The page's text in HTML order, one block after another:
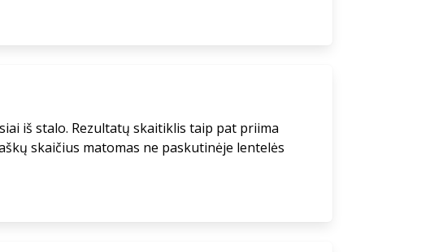
iš stalo. Rezultatų skaitiklis taip pat priima
skaičius matomas ne paskutinėje lentelės